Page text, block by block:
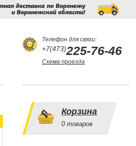
Телефон для связи:
+7(473)225-76-46
Схема проезда
Корзина
0 товаров